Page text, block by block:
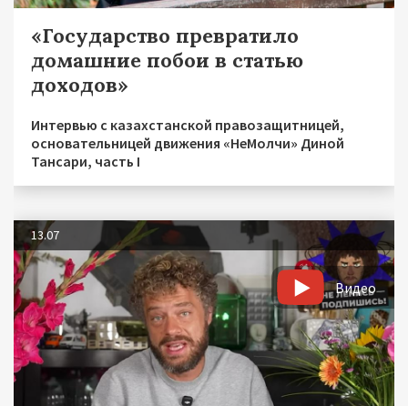
«Государство превратило
домашние побои в статью
доходов»
Интервью с казахстанской правозащитницей,
основательницей движения «НеМолчи» Диной
Тансари, часть I
13.07
Видео